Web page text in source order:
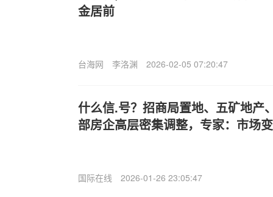
金居前
台海网 李洛渊 2026-02-05 07:20:47
什么信.号？招商局置地、五矿地产
部房企高层密集调整，专家：市场
国际在线 2026-01-26 23:05:47